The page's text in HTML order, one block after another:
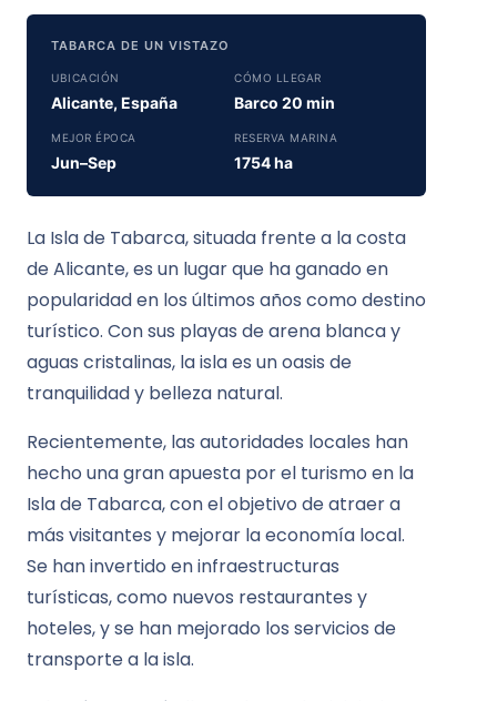
TABARCA DE UN VISTAZO
UBICACIÓN
Alicante, España
CÓMO LLEGAR
Barco 20 min
MEJOR ÉPOCA
Jun–Sep
RESERVA MARINA
1754 ha
La Isla de Tabarca, situada frente a la costa
de Alicante, es un lugar que ha ganado en
popularidad en los últimos años como destino
turístico. Con sus playas de arena blanca y
aguas cristalinas, la isla es un oasis de
tranquilidad y belleza natural.
Recientemente, las autoridades locales han
hecho una gran apuesta por el turismo en la
Isla de Tabarca, con el objetivo de atraer a
más visitantes y mejorar la economía local.
Se han invertido en infraestructuras
turísticas, como nuevos restaurantes y
hoteles, y se han mejorado los servicios de
transporte a la isla.